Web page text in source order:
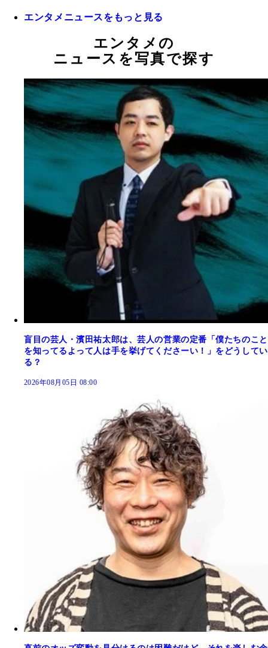
エンタメニュースをもっと見る
エンタメの
ニュースを写真で探す
盲目の芸人・濱田祐太郎は、芸人の営業の定番「僕たちのこと
を知ってるよって人は手を挙げてくださーい！」をどうしてい
る？
2026年08月05日 08:00